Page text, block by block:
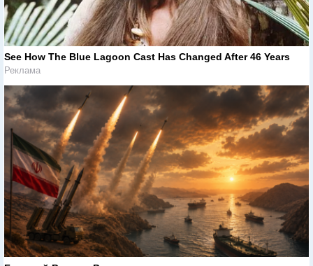
See How The Blue Lagoon Cast Has Changed After 46 Years
Реклама